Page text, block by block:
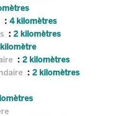
4 kilomètres
2 kilomètres
kilomètre
2 kilomètres
2 kilomètres